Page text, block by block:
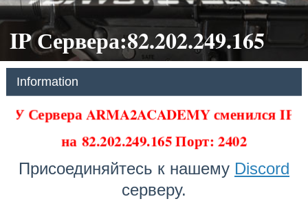
IP Сервера:82.202.249.165
Information
У Сервера ARMA2ACADEMY сменился IP
на82.202.249.165 Порт: 2402
Присоединяйтесь к нашему Discord
серверу.